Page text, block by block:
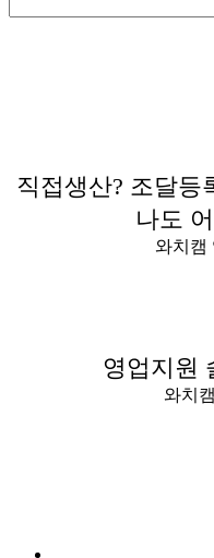
직접생산? 조달등
나도
와치캠
영업지원
와치